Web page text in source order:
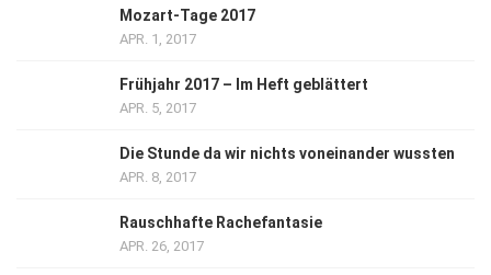
Mozart-Tage 2017
APR. 1, 2017
Frühjahr 2017 – Im Heft geblättert
APR. 5, 2017
Die Stunde da wir nichts voneinander wussten
APR. 8, 2017
Rauschhafte Rachefantasie
APR. 26, 2017